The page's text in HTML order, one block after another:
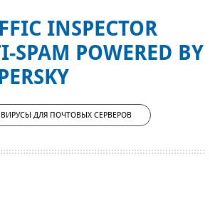
INSPECTOR
SPAM POWERED BY
ДЛЯ ПОЧТОВЫХ СЕРВЕРОВ